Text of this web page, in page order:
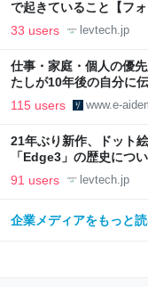
で起きていること【フ
33 users levtech.jp
仕事・家庭・個人の優
たしが10年後の自分に
115 users www.e-
21年ぶり新作、ドット
「Edge3」の歴史につ
LAB
91 users levtech.jp
企業メディアをもっと